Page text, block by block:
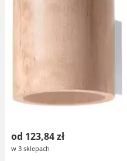
od 123,84 zł
w 3 sklepach